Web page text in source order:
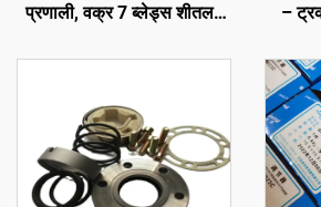
प्रणाली, वक्र 7 ब्लेड्स शीतलन
–